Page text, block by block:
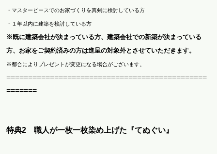
・マスターピースでのお家づくりを真剣に検討している方
・１年以内に建築を検討している方
※既に建築会社が決まっている方、建築会社での新築が決まっている
方、お家をご契約済みの方は進呈の対象外とさせていただきます。
※都合によりプレゼントが変更になる場合がございます。
==============================================
=======
特典2 職人が一枚一枚染め上げた『てぬぐい』